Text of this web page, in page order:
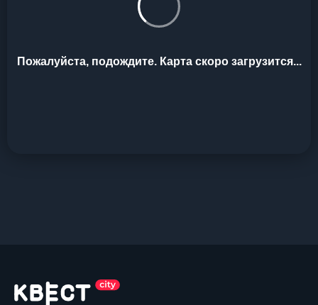
Пожалуйста, подождите. Карта скоро загрузится...